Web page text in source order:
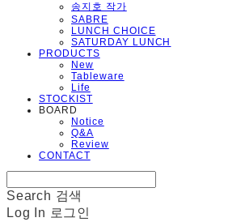
송지호 작가
SABRE
LUNCH CHOICE
SATURDAY LUNCH
PRODUCTS
New
Tableware
Life
STOCKIST
BOARD
Notice
Q&A
Review
CONTACT
Search 검색
Log In 로그인